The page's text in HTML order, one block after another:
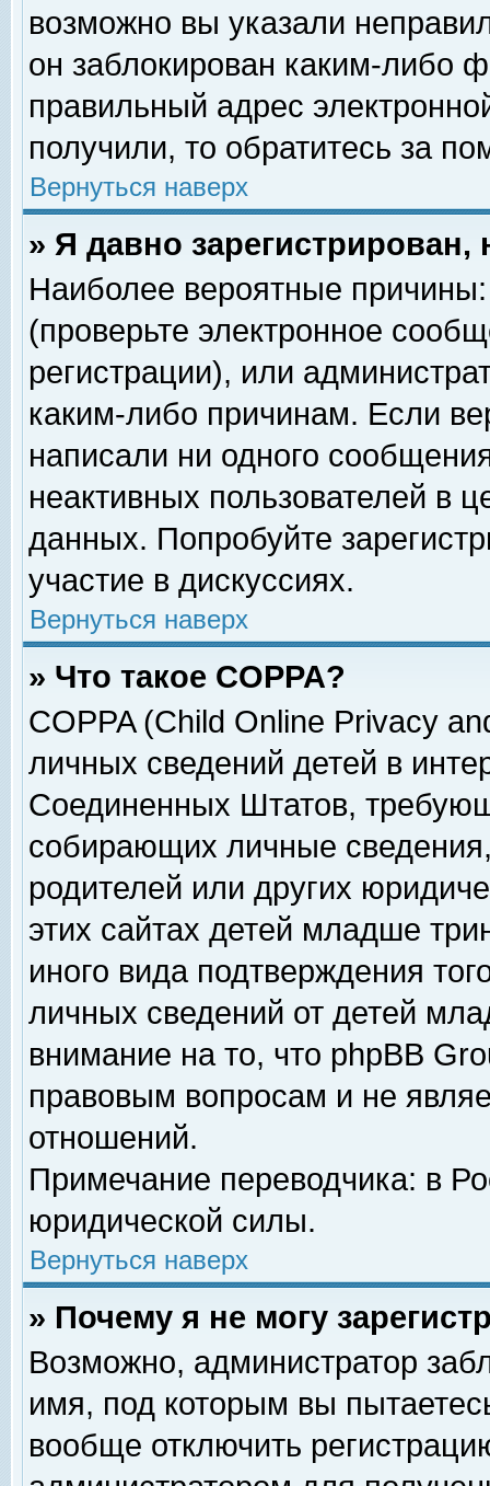
возможно вы указали
он заблокирован каким-либо
правильный адрес
получили, то обратитесь за
Вернуться наверх
» Я давно
Наиболее вероятные
(проверьте электронное
регистрации), или
каким-либо причинам. Если
написали ни одного
неактивных пользователей в
данных. Попробуйте
участие в дискуссиях.
Вернуться наверх
» Что такое COPPA?
COPPA (Child Online Privacy
личных сведений детей в
Соединенных Штатов,
собирающих личные
родителей или других
этих сайтах детей младше
иного вида подтверждения
личных сведений от детей
внимание на то, что phpBB
правовым вопросам и не
отношений.
Примечание переводчика: в
юридической силы.
Вернуться наверх
» Почему я не могу
Возможно, администратор
имя, под которым вы
вообще отключить